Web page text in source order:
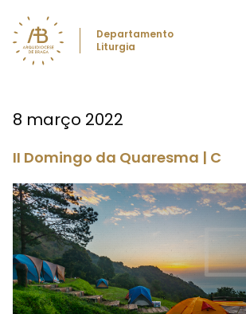
Departamento
Liturgia
8 março 2022
II Domingo da Quaresma | C